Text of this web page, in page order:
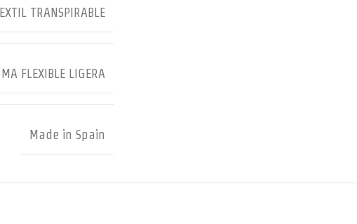
TRANSPIRABLE
FLEXIBLE LIGERA
Made in Spain